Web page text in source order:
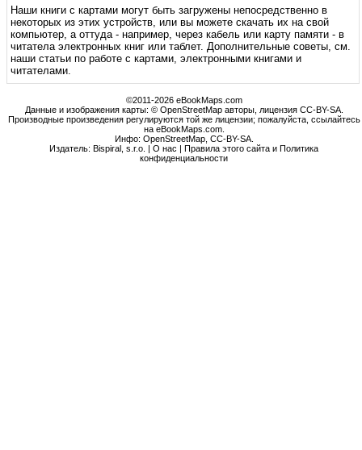
Наши книги с картами могут быть загружены непосредственно в
некоторых из этих устройств, или вы можете скачать их на свой
компьютер, а оттуда - например, через кабель или карту памяти - в
читатела электронных книг или таблет. Дополнительные советы, см.
наши статьи по работе с картами, электронными книгами и
читателами.
©2011-2026 eBookMaps.com
Данные и изображения карты: © OpenStreetMap авторы, лицензия CC-BY-SA.
Производные произведения регулируются той же лицензии; пожалуйста, ссылайтесь
на eBookMaps.com.
Инфо: OpenStreetMap, CC-BY-SA.
Издатель: Bispiral, s.r.o. |О нас |Правила этого сайта и Политика
конфиденциальности